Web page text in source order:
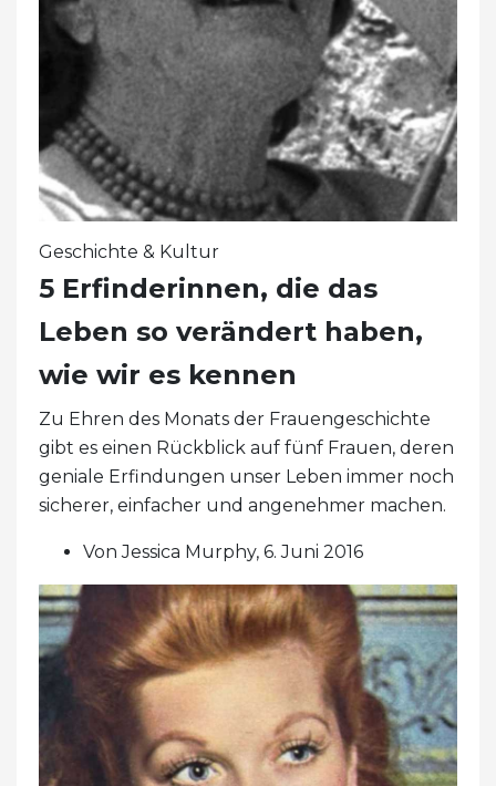
Geschichte & Kultur
5 Erfinderinnen, die das
Leben so verändert haben,
wie wir es kennen
Zu Ehren des Monats der Frauengeschichte
gibt es einen Rückblick auf fünf Frauen, deren
geniale Erfindungen unser Leben immer noch
sicherer, einfacher und angenehmer machen.
Von Jessica Murphy, 6. Juni 2016